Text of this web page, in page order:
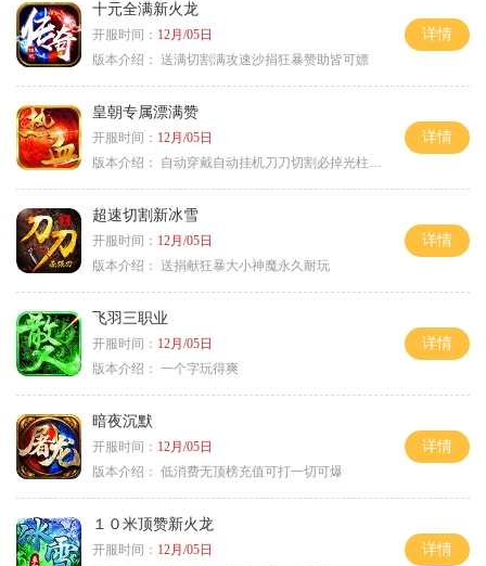
十元全满新火龙
开服时间： 12月/05日
版本介绍： 送满切割满攻速沙捐狂暴赞助皆可嫖
详情
皇朝专属漂满赞
开服时间： 12月/05日
版本介绍：
自动穿戴自动挂机刀刀切割必掉光柱自动
详情
超速切割新冰雪
开服时间： 12月/05日
版本介绍： 送捐献狂暴大小神魔永久耐玩
详情
飞羽三职业
开服时间： 12月/05日
版本介绍： 一个字玩得爽
详情
暗夜沉默
开服时间： 12月/05日
版本介绍： 低消费无顶榜充值可打一切可爆
详情
１０米顶赞新火龙
开服时间： 12月/05日
详情